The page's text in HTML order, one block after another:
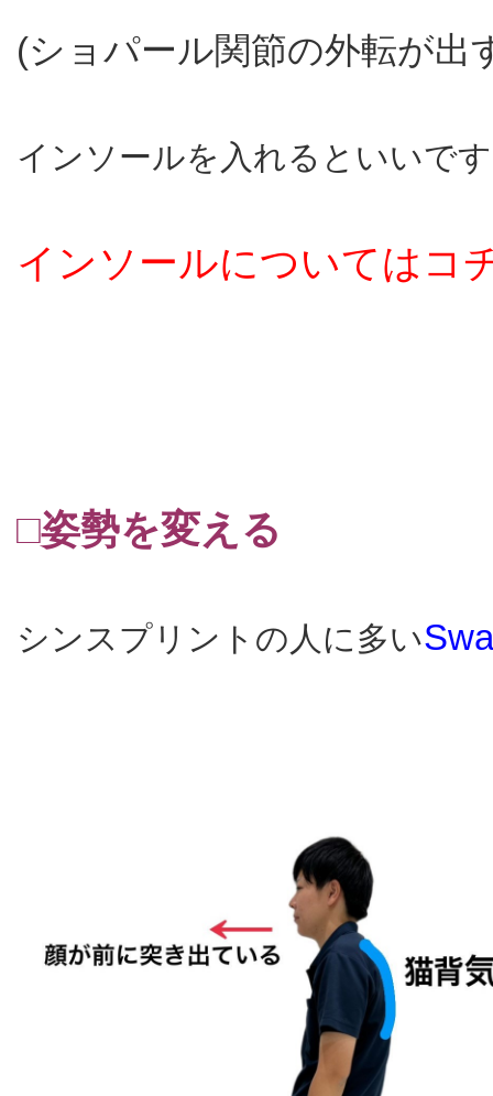
(ショパール関節の外転が出
インソールを入れるといいで
インソールについてはコ
□姿勢を変える
シンスプリントの人に多い